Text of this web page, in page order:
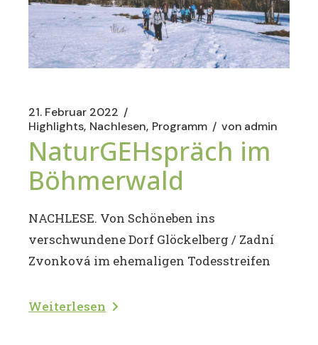
21. Februar 2022
Highlights Nachlesen Programm von admin
NaturGEHspräch im
Böhmerwald
NACHLESE. Von Schöneben ins
verschwundene Dorf Glöckelberg / Zadní
Zvonková im ehemaligen Todesstreifen
Weiterlesen